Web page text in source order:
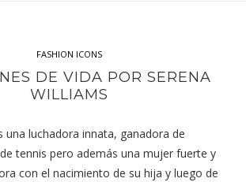
FASHION ICONS
DE VIDA POR SERENA
WILLIAMS
una luchadora innata, ganadora de
tennis pero además una mujer fuerte y
con el nacimiento de su hija y luego de